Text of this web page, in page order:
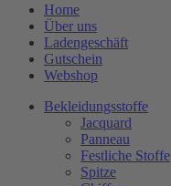
Home
Über uns
Ladengeschäft
Gutschein
Webshop
Bekleidungsstoffe
Jacquard
Panneau
Festliche Stoffe
Spitze